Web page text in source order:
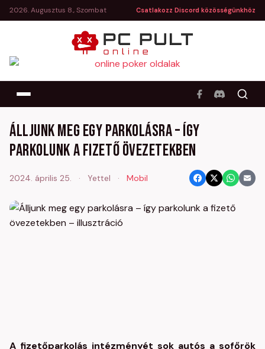
2026. Augusztus 8., Szombat Csatlakozz Discord közösségünkhöz
Álljunk meg egy parkolásra – így
parkolunk a fizető övezetekben
2024. április 25. · Yettel · Mobil
A fizetőparkolás intézményét sok autós a sofőrök